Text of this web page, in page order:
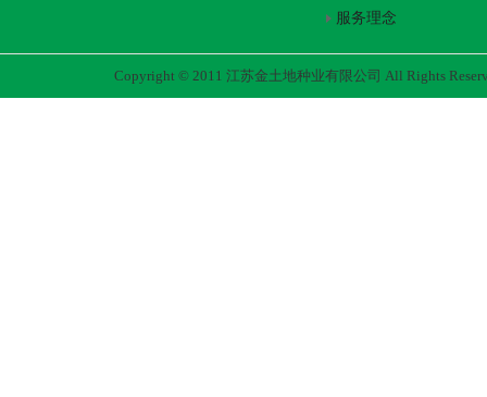
服务理念
Copyright © 2011 江苏金土地种业有限公司 All Rights